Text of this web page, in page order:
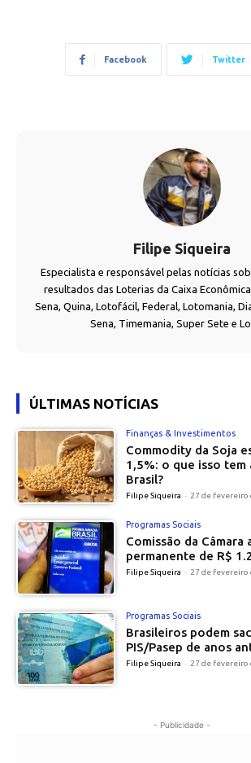
Facebook Twitter
Filipe Siqueira
Especialista e responsável pelas notícias
resultados das Loterias da Caixa
Sena, Quina, Lotofácil, Federal, Lotomania,
Sena, Timemania, Super Sete e
ÚLTIMAS NOTÍCIAS
Finanças & Investimentos
Commodity da Soja
1,5%: o que isso tem
Brasil?
Filipe Siqueira - 27 de fevereiro
Programas Sociais
Comissão da
permanente de R$
Filipe Siqueira - 27 de fevereiro
Programas Sociais
Brasileiros podem
PIS/Pasep de anos
Filipe Siqueira - 27 de fevereiro
- Publicidade -